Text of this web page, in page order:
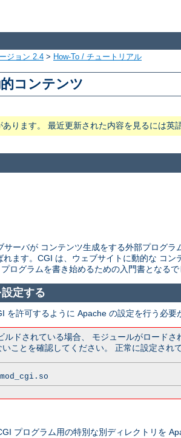
ジョン 2.4 > How-To / チュートリアル
コンテンツ
ります。 最近更新された内容を見るには英
ーバが コンテンツ生成をする外部プログ
ます。CGI は、ウェブサイトに動的な コ
ログラムを書き始めるための入門書となるで
定する
許可するように Apache の設定を行う必要
ドされている場合、 モジュールがロードさ
ことを確認してください。 正常に設定され
プログラム用の特別な別ディレクトリを